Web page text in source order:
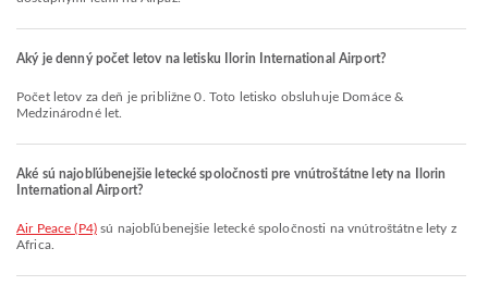
Aký je denný počet letov na letisku Ilorin International Airport?
Počet letov za deň je približne 0. Toto letisko obsluhuje Domáce &
Medzinárodné let.
Aké sú najobľúbenejšie letecké spoločnosti pre vnútroštátne lety na Ilorin
International Airport?
Air Peace (P4)sú najobľúbenejšie letecké spoločnosti na vnútroštátne lety z
Africa.